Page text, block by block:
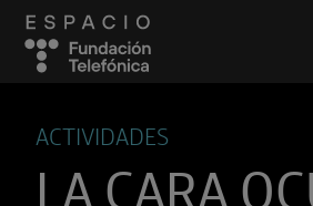
ACTIVIDADES
LA CARA